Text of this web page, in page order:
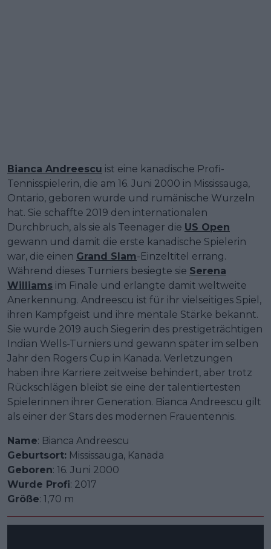
Bianca Andreescu ist eine kanadische Profi-
Tennisspielerin, die am 16. Juni 2000 in Mississauga,
Ontario, geboren wurde und rumänische Wurzeln
hat. Sie schaffte 2019 den internationalen
Durchbruch, als sie als Teenager die US Open
gewann und damit die erste kanadische Spielerin
war, die einen Grand Slam-Einzeltitel errang.
Während dieses Turniers besiegte sie Serena
Williams im Finale und erlangte damit weltweite
Anerkennung. Andreescu ist für ihr vielseitiges Spiel,
ihren Kampfgeist und ihre mentale Stärke bekannt.
Sie wurde 2019 auch Siegerin des prestigeträchtigen
Indian Wells-Turniers und gewann später im selben
Jahr den Rogers Cup in Kanada. Verletzungen
haben ihre Karriere zeitweise behindert, aber trotz
Rückschlägen bleibt sie eine der talentiertesten
Spielerinnen ihrer Generation. Bianca Andreescu gilt
als einer der Stars des modernen Frauentennis.
Name: Bianca Andreescu
Geburtsort: Mississauga, Kanada
Geboren: 16. Juni 2000
Wurde Profi: 2017
Größe: 1,70 m